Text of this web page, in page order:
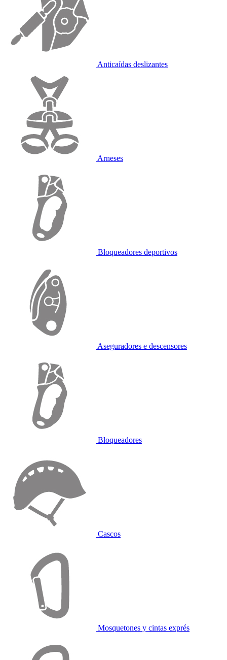
Anticaídas deslizantes
Arneses
Bloqueadores deportivos
Aseguradores e descensores
Bloqueadores
Cascos
Mosquetones y cintas exprés